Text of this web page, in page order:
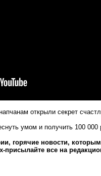
открыли секрет
умом и получить 100 000
горячие новости,
все на